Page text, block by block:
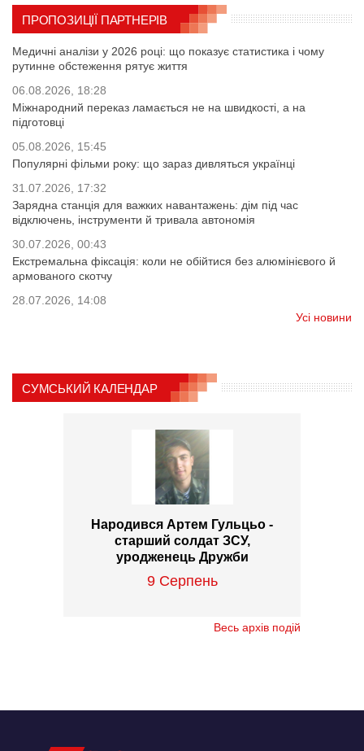
ПРОПОЗИЦІЇ ПАРТНЕРІВ
Медичні аналізи у 2026 році: що показує статистика і чому
рутинне обстеження рятує життя
06.08.2026, 18:28
Міжнародний переказ ламається не на швидкості, а на
підготовці
05.08.2026, 15:45
Популярні фільми року: що зараз дивляться українці
31.07.2026, 17:32
Зарядна станція для важких навантажень: дім під час
відключень, інструменти й тривала автономія
30.07.2026, 00:43
Екстремальна фіксація: коли не обійтися без алюмінієвого й
армованого скотчу
28.07.2026, 14:08
Усі новини
СУМСЬКИЙ КАЛЕНДАР
Народився Артем Гульцьо -
старший солдат ЗСУ,
уродженець Дружби
9 Серпень
Весь архів подій